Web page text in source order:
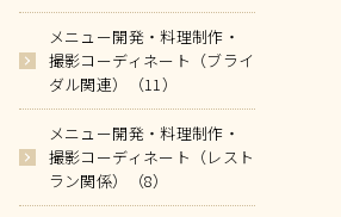
メニュー開発・料理制作・
撮影コーディネート（ブライ
ダル関連）（11）
メニュー開発・料理制作・
撮影コーディネート（レスト
ラン関係）（8）